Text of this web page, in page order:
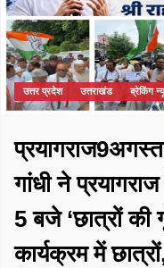
उत्तर प्रदेश उत्तराखंड ब्रेकिंग
गांधी ने
5 बजे ‘छात्रों की
कार्यक्रम में